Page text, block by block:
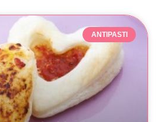
ANTIPASTI